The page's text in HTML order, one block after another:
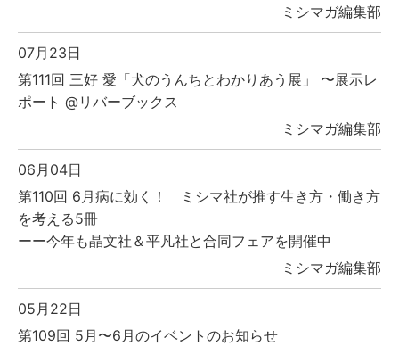
ミシマガ編集部
07月23日
第111回 三好 愛「犬のうんちとわかりあう展」 〜展示レ
ポート @リバーブックス
ミシマガ編集部
06月04日
第110回 6月病に効く！ ミシマ社が推す生き方・働き方
を考える5冊
ーー今年も晶文社＆平凡社と合同フェアを開催中
ミシマガ編集部
05月22日
第109回 5月〜6月のイベントのお知らせ